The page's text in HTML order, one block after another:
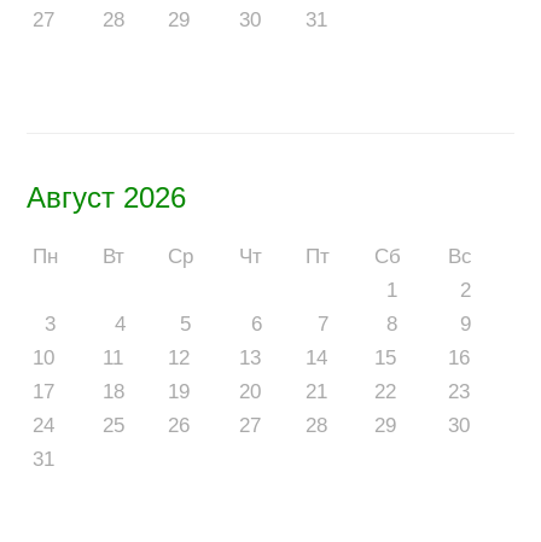
27
28 29 30 31
Август 2026
Пн Вт Ср Чт Пт Сб
Вс
1
2
3
4 5 6 7 8
9
10
11 12 13 14 15
16
17
18 19 20 21 22
23
24
25 26 27 28 29
30
31